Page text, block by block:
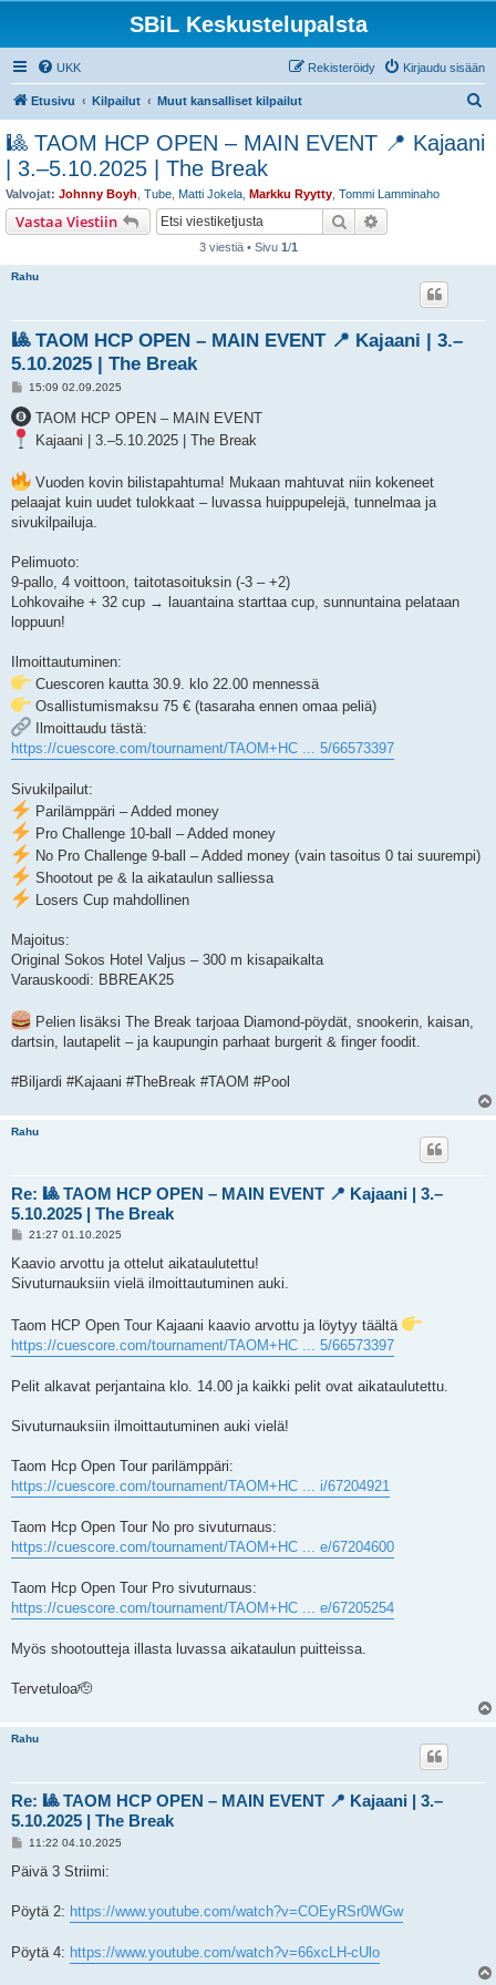
SBiL Keskustelupalsta
UKK Kirjaudu sisään
Rekisteröidy
Etusivu Kilpailut Muut kansalliset kilpailut
🎱 TAOM HCP OPEN – MAIN EVENT 📍 Kajaani
| 3.–5.10.2025 | The Break
Valvojat: Johnny Boyh Tube Matti Jokela Markku Ryytty Tommi Lamminaho
Vastaa Viestiin Etsi
3 viestiä • Sivu 1/1
Rahu
🎱 TAOM HCP OPEN – MAIN EVENT 📍 Kajaani | 3.–
5.10.2025 | The Break
V
e
s
t
15:09 02.09.2025
TAOM HCP OPEN – MAIN EVENT
Kajaani | 3.–5.10.2025 | The Break
Vuoden kovin bilistapahtuma! Mukaan mahtuvat niin kokeneet
pelaajat kuin uudet tulokkaat – luvassa huippupelejä, tunnelmaa ja
sivukilpailuja.
Pelimuoto:
9-pallo, 4 voittoon, taitotasoituksin (-3 – +2)
Lohkovaihe + 32 cup → lauantaina starttaa cup, sunnuntaina pelataan
loppuun!
Ilmoittautuminen:
Cuescoren kautta 30.9. klo 22.00 mennessä
Osallistumismaksu 75 € (tasaraha ennen omaa peliä)
Ilmoittaudu tästä:
https://cuescore.com/tournament/TAOM+HC ... 5/66573397
Sivukilpailut:
Parilämppäri – Added money
Pro Challenge 10-ball – Added money
No Pro Challenge 9-ball – Added money (vain tasoitus 0 tai suurempi)
Shootout pe & la aikataulun salliessa
Losers Cup mahdollinen
Majoitus:
Original Sokos Hotel Valjus – 300 m kisapaikalta
Varauskoodi: BBREAK25
Pelien lisäksi The Break tarjoaa Diamond-pöydät, snookerin, kaisan,
dartsin, lautapelit – ja kaupungin parhaat burgerit & finger foodit.
#Biljardi #Kajaani #TheBreak #TAOM #Pool
Rahu
Re: 🎱 TAOM HCP OPEN – MAIN EVENT 📍 Kajaani | 3.–
5.10.2025 | The Break
V
e
t
21:27 01.10.2025
Kaavio arvottu ja ottelut aikataulutettu!
Sivuturnauksiin vielä ilmoittautuminen auki.
Taom HCP Open Tour Kajaani kaavio arvottu ja löytyy täältä
https://cuescore.com/tournament/TAOM+HC ... 5/66573397
Pelit alkavat perjantaina klo. 14.00 ja kaikki pelit ovat aikataulutettu.
Sivuturnauksiin ilmoittautuminen auki vielä!
Taom Hcp Open Tour parilämppäri:
https://cuescore.com/tournament/TAOM+HC ... i/67204921
Taom Hcp Open Tour No pro sivuturnaus:
https://cuescore.com/tournament/TAOM+HC ... e/67204600
Taom Hcp Open Tour Pro sivuturnaus:
https://cuescore.com/tournament/TAOM+HC ... e/67205254
Myös shootoutteja illasta luvassa aikataulun puitteissa.
Tervetuloa🫡
Rahu
Re: 🎱 TAOM HCP OPEN – MAIN EVENT 📍 Kajaani | 3.–
5.10.2025 | The Break
V
e
i
11:22 04.10.2025
Päivä 3 Striimi:
Pöytä 2: https://www.youtube.com/watch?v=COEyRSr0WGw
Pöytä 4: https://www.youtube.com/watch?v=66xcLH-cUlo